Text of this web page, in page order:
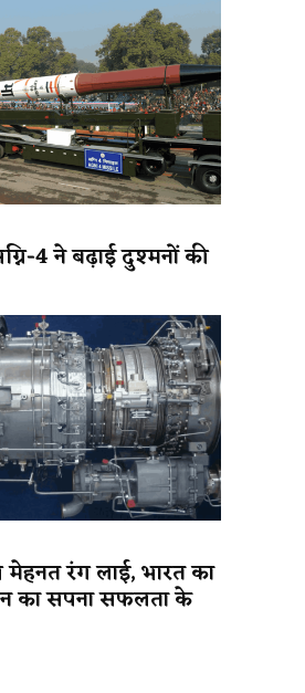
4 ने बढ़ाई दुश्मनों की
रंग लाई, भारत का
का सपना सफलता के